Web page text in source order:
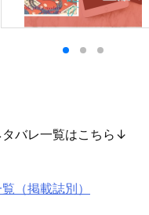
バレ一覧はこちら↓
（掲載誌別）